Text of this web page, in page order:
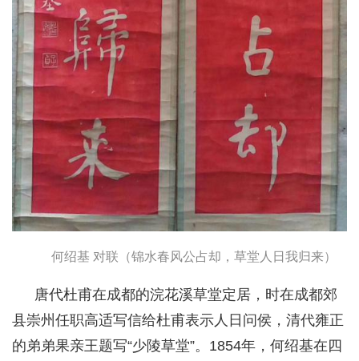
何绍基 对联（锦水春风公占却，草堂人日我归来）
唐代杜甫在成都的浣花溪草堂定居，时在成都郊
县崇州任职高适写信给杜甫表示人日问侯，清代雍正
的弟弟果亲王题写“少陵草堂”。1854年，何绍基在四